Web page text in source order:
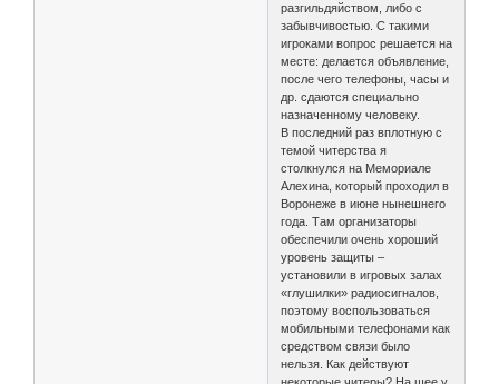
разгильдяйством, либо с
забывчивостью. С такими
игроками вопрос решается на
месте: делается объявление,
после чего телефоны, часы и
др. сдаются специально
назначенному человеку.
В последний раз вплотную с
темой читерства я
столкнулся на Мемориале
Алехина, который проходил в
Воронеже в июне нынешнего
года. Там организаторы
обеспечили очень хороший
уровень защиты –
установили в игровых залах
«глушилки» радиосигналов,
поэтому воспользоваться
мобильными телефонами как
средством связи было
нельзя. Как действуют